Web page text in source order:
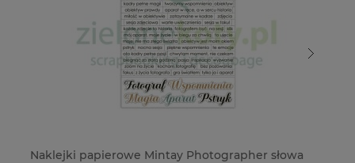
Naklejki papierowe Mintay Photographer słowa